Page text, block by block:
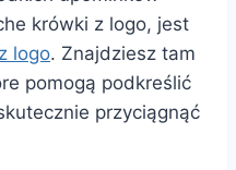
krówki z logo, jest
logo. Znajdziesz tam
pomogą podkreślić
przyciągnąć